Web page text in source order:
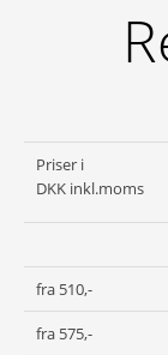
Priser i
DKK inkl.moms
fra 510,-
fra 575,-